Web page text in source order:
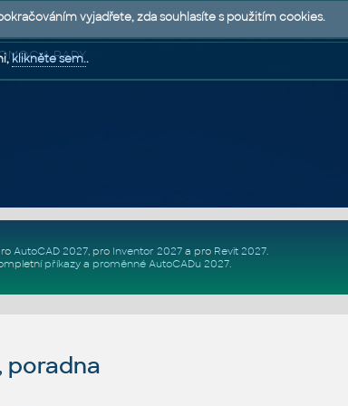
A RADY
AutoCAD 2027, pro Inventor 2027a pro Revit 2027.
příkazya proměnné AutoCADu 2027.
poradna
vyjadřete, zda souhlasíte s použitím cookies.
klikněte sem..